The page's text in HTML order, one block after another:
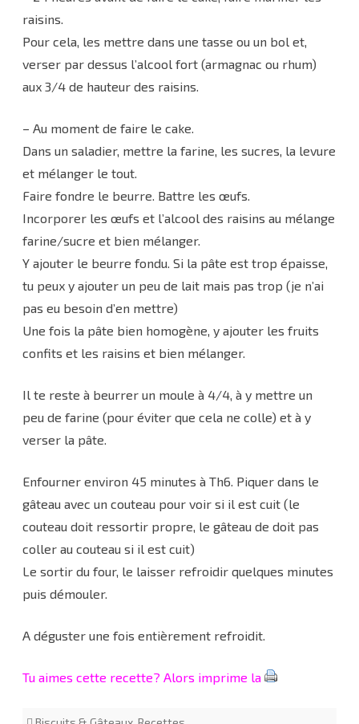
raisins.
Pour cela, les mettre dans une tasse ou un bol et,
verser par dessus l’alcool fort (armagnac ou rhum)
aux 3/4 de hauteur des raisins.
– Au moment de faire le cake.
Dans un saladier, mettre la farine, les sucres, la levure
et mélanger le tout.
Faire fondre le beurre. Battre les œufs.
Incorporer les œufs et l’alcool des raisins au mélange
farine/sucre et bien mélanger.
Y ajouter le beurre fondu. Si la pâte est trop épaisse,
tu peux y ajouter un peu de lait mais pas trop (je n’ai
pas eu besoin d’en mettre)
Une fois la pâte bien homogène, y ajouter les fruits
confits et les raisins et bien mélanger.
Il te reste à beurrer un moule à 4/4, à y mettre un
peu de farine (pour éviter que cela ne colle) et à y
verser la pâte.
Enfourner environ 45 minutes à Th6. Piquer dans le
gâteau avec un couteau pour voir si il est cuit (le
couteau doit ressortir propre, le gâteau de doit pas
coller au couteau si il est cuit)
Le sortir du four, le laisser refroidir quelques minutes
puis démouler.
A déguster une fois entièrement refroidit.
Tu aimes cette recette? Alors imprime la